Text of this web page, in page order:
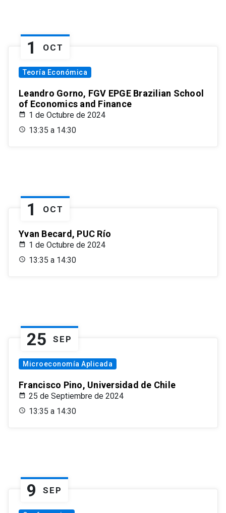
1 OCT
Teoría Económica
Leandro Gorno, FGV EPGE Brazilian School
of Economics and Finance
1 de Octubre de 2024
13:35 a 14:30
1 OCT
Yvan Becard, PUC Río
1 de Octubre de 2024
13:35 a 14:30
25 SEP
Microeconomía Aplicada
Francisco Pino, Universidad de Chile
25 de Septiembre de 2024
13:35 a 14:30
9 SEP